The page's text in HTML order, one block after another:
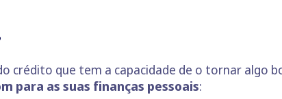
crédito que tem a capacidade de o tornar algo
para as suas finanças pessoais: